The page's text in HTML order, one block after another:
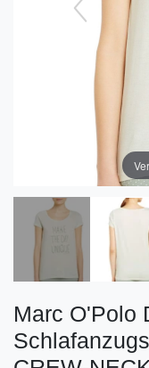
Marc O'Polo